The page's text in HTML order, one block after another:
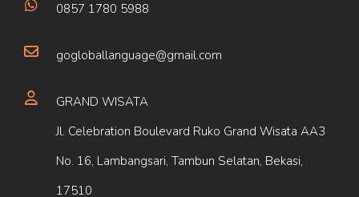
0857 1780 5988
gogloballanguage@gmail.com
GRAND WISATA
Jl. Celebration Boulevard Ruko Grand Wisata AA3
No. 16, Lambangsari, Tambun Selatan, Bekasi,
17510